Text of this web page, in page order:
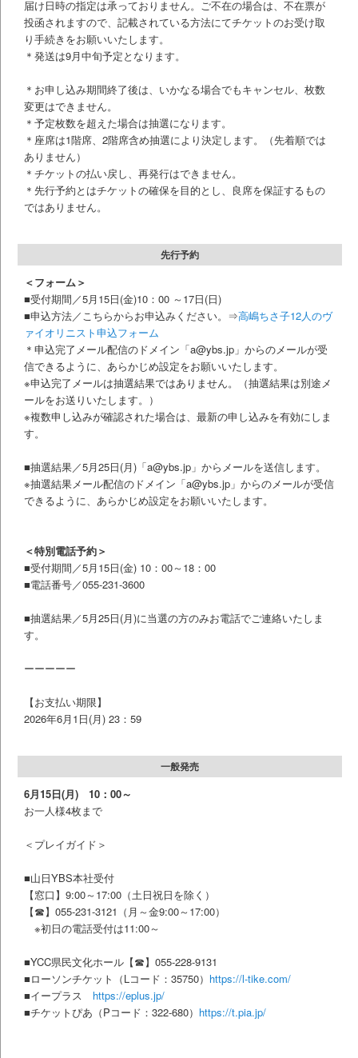
届け日時の指定は承っておりません。ご不在の場合は、不在票が
投函されますので、記載されている方法にてチケットのお受け取
り手続きをお願いいたします。
＊ 発送は9月中旬予定となります。
＊お申し込み期間終了後は、いかなる場合でもキャンセル、枚数
変更はできません。
＊予定枚数を超えた場合は抽選になります。
＊座席は1階席、2階席含め抽選により決定します。（先着順では
ありません）
＊チケットの払い戻し、再発行はできません。
＊先行予約とはチケットの確保を目的とし、良席を保証するもの
ではありません。
先行予約
＜フォーム＞
■受付期間／5月15日(金)10：00 ～17日(日)
■申込方法／こちらからお申込みください。⇒高嶋ちさ子12人のヴ
ァイオリニスト申込フォーム
＊申込完了メール配信のドメイン 「a@ybs.jp」 からのメールが受
信できるように、あらかじめ設定をお願いいたします。
※申込完了 メールは抽選結果ではありません。（抽選結果は別途メ
ールをお送りいたします。）
※複数申し込みが確認された場合は、最新の申し込みを有効にしま
す。
■抽選結果／5月25日(月)「a@ybs.jp」 からメールを送信します。
※抽選結果メール配信のドメイン「a@ybs.jp」からのメールが受信
できるように、あらかじめ設定をお願いいたします。
＜特別電話予約＞
■受付期間／5月15日(金) 10：00～18：00
■電話番号／055-231-3600
■抽選結果／5月25日(月)に当選の方のみお電話でご連絡いたしま
す。
ーーーーー
【お支払い期限】
2026年6月1日(月) 23：59
一般発売
6月15日(月) 10：00～
お一人様4枚まで
＜プレイガイド＞
■山日YBS本社受付
【窓口】9:00～17:00（土日祝日を除く ）
【☎】055-231-3121（月～金9:00～17:00）
※初日の電話受付は11:00～
■YCC県民文化ホール【☎】055-228-9131
■ローソンチケット（Lコード：35750） https://l-tike.com/
■イープラス https://eplus.jp/
■チケットぴあ（Pコード：322-680） https://t.pia.jp/